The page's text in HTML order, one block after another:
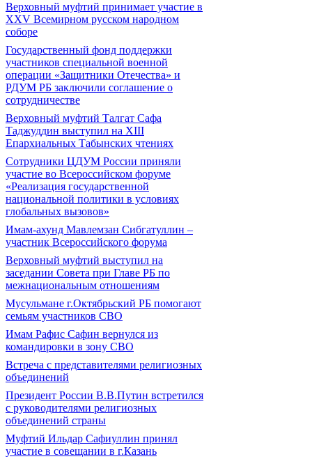
Верховный муфтий принимает участие в
XXV Всемирном русском народном
соборе
Государственный фонд поддержки
участников специальной военной
операции «Защитники Отечества» и
РДУМ РБ заключили соглашение о
сотрудничестве
Верховный муфтий Талгат Сафа
Таджуддин выступил на ХIII
Епархиальных Табынских чтениях
Сотрудники ЦДУМ России приняли
участие во Всероссийском форуме
«Реализация государственной
национальной политики в условиях
глобальных вызовов»
Имам-ахунд Мавлемзан Сибгатуллин –
участник Всероссийского форума
Верховный муфтий выступил на
заседании Совета при Главе РБ по
межнациональным отношениям
Мусульмане г.Октябрьский РБ помогают
семьям участников СВО
Имам Рафис Сафин вернулся из
командировки в зону СВО
Встреча с представителями религиозных
объединений
Президент России В.В.Путин встретился
с руководителями религиозных
объединений страны
Муфтий Ильдар Сафиуллин принял
участие в совещании в г.Казань